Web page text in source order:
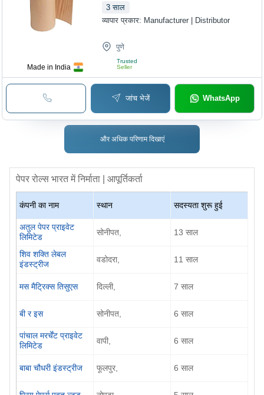
Made in India
3 साल
व्यापार प्रकार: Manufacturer | Distributor
पुणे
Trusted
Seller
जांच भेजें WhatsApp
और अधिक परिणाम दिखाएं
पेपर रोल्स भारत में निर्माता | आपूर्तिकर्ता
कंपनी का नाम स्थान सदस्यता शुरू हुई
अतुल पेपर प्राइवेट
लिमिटेड
सोनीपत, 13 साल
शिव शक्ति लेबल
इंडस्ट्रीज
वडोदरा, 11 साल
मस मैट्रिक्स तिसुएस दिल्ली, 7 साल
बी र इस सोनीपत, 6 साल
पांचाल मरर्चेंट प्राइवेट
लिमिटेड
वापी, 6 साल
बाबा चौधरी इंडस्ट्रीज फूलपुर, 6 साल